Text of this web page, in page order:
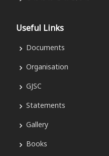
Useful Links
Documents
Organisation
GJSC
Statements
Gallery
Books